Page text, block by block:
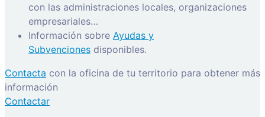
con las administraciones locales, organizaciones
empresariales…
Información sobre Ayudas y
Subvenciones disponibles.
Contacta con la oficina de tu territorio para obtener más
información
Contactar